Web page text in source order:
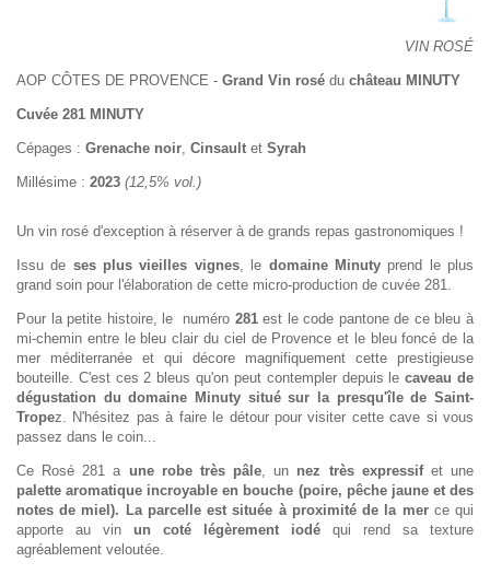
VIN ROSÉ
AOP CÔTES DE PROVENCE - Grand Vin rosé du château MINUTY
Cuvée 281 MINUTY
Cépages : Grenache noir Cinsault et Syrah
Millésime : 2023 (12,5% vol.)
Un vin rosé d'exception à réserver à de grands repas gastronomiques !
Issu de ses plus vieilles vignes, le domaine Minutyprend le plus
grand soin pour l'élaboration de cette micro-production de cuvée 281.
Pour la petite histoire, le numéro 281est le code pantone de ce bleu à
mi-chemin entre le bleu clair du ciel de Provence et le bleu foncé de la
mer méditerranée et qui décore magnifiquement cette prestigieuse
bouteille. C'est ces 2 bleus qu'on peut contempler depuis lecaveau de
dégustation du domaine Minuty situé sur la presqu'île de Saint-
Tropez. N'hésitez pas à faire le détour pour visiter cette cave si vous
passez dans le coin...
Ce Rosé 281 a une robe très pâle , un nez très expressifet une
palette aromatique incroyable en bouche (poire, pêche jaune et des
notes de miel). La parcelle est située à proximité de la merce qui
apporte au vin un coté légèrement iodé qui rend sa texture
agréablement veloutée.